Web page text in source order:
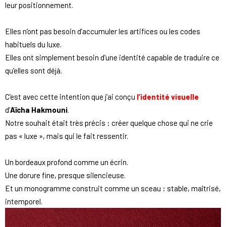
leur positionnement.
Elles n’ont pas besoin d’accumuler les artifices ou les codes
habituels du luxe.
Elles ont simplement besoin d’une identité capable de traduire ce
qu’elles sont déjà.
C’est avec cette intention que j’ai conçu l’identité visuelle
d’Aïcha Hakmouni.
Notre souhait était très précis : créer quelque chose qui ne crie
pas « luxe », mais qui le fait ressentir.
Un bordeaux profond comme un écrin.
Une dorure fine, presque silencieuse.
Et un monogramme construit comme un sceau : stable, maîtrisé,
intemporel.